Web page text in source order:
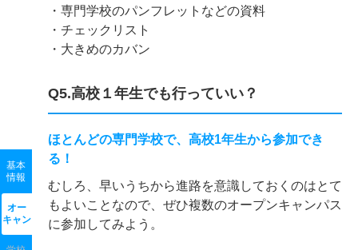
基本
情報
オー
キャン
・専門学校のパンフレットなどの資料
・チェックリスト
・大きめのカバン
Q5.高校１年生でも行っていい？
ほとんどの専門学校で、高校1年生から参加でき
る！
むしろ、早いうちから進路を意識しておくのはとて
もよいことなので、ぜひ複数のオープンキャンパス
に参加してみよう。